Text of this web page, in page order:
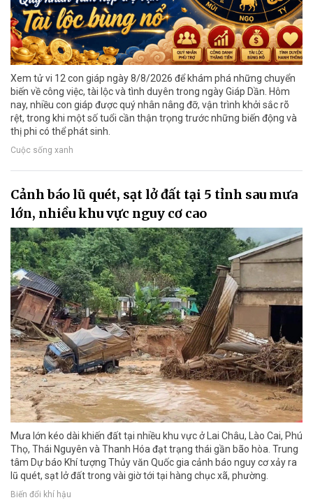
Xem tử vi 12 con giáp ngày 8/8/2026 để khám phá những chuyển
biến về công việc, tài lộc và tình duyên trong ngày Giáp Dần. Hôm
nay, nhiều con giáp được quý nhân nâng đỡ, vận trình khởi sắc rõ
rệt, trong khi một số tuổi cần thận trọng trước những biến động và
thị phi có thể phát sinh.
Cuộc sống xanh
Cảnh báo lũ quét, sạt lở đất tại 5 tỉnh sau mưa
lớn, nhiều khu vực nguy cơ cao
Mưa lớn kéo dài khiến đất tại nhiều khu vực ở Lai Châu, Lào Cai, Phú
Thọ, Thái Nguyên và Thanh Hóa đạt trạng thái gần bão hòa. Trung
tâm Dự báo Khí tượng Thủy văn Quốc gia cảnh báo nguy cơ xảy ra
lũ quét, sạt lở đất trong vài giờ tới tại hàng chục xã, phường.
Biến đổi khí hậu